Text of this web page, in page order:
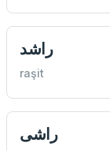
راشد
raşit
راشی